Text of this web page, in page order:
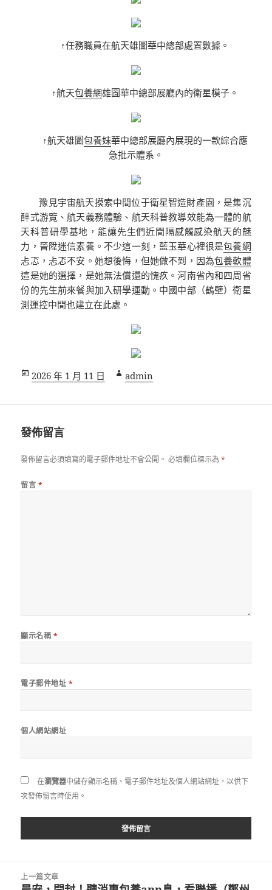
↑任務職員在航天雄圖華中總部處置數據。
↑航天包養網雄圖華中總部展廳內的衛星模子。
↑航天雄圖包養妹華中總部展廳內展現的一款綜合應
急批示體系。
豫見宇宙航天摸索中間位于衛星智造財產園，是集沉
醉式游覽、航天義務體驗、航天科普教導效能為一體的航
天科普研學基地，能讓先生們近間隔感觸感染航天的魅
力，晉陞迷信素養。不少這一刻，藍玉華心裡很是包養網
忐忑，忐忑不安。她想後悔，但她做不到，因為包養軟體
這是她的選擇，是她無法償還的愧疚。河南省內和四周省
份的先生前來餐與加入研學運動。中國中部（鶴壁）衛星
測運控中間也建立在此處。
發
2026 年 1 月 11 日
作
admin
發佈留言
發佈留言必須填寫的電子郵件地址不會公開。 必填欄位標示為*
留言 *
顯示名稱 *
電子郵件地址 *
個人網站網址
在瀏覽器中儲存顯示名稱、電子郵件地址及個人網站網址，以供下
次發佈留言時使用。
上一篇文章